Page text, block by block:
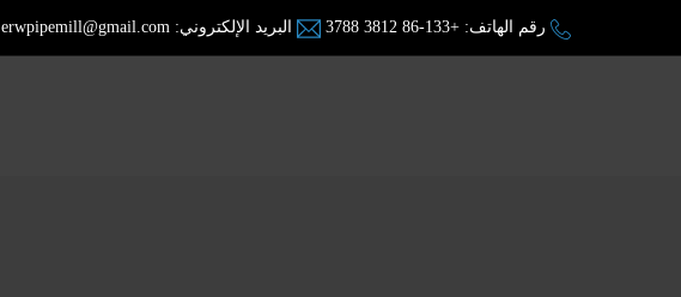
رقم الهاتف: +86-133 3812 3788 البريد الإلكتروني: erwpipemill@gmail.com